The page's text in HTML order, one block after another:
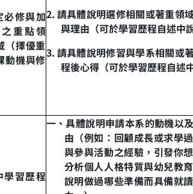
必修與加
重點領
（擇優重
動機與修
2. 請具體說明選修相關或著重領
與理由（可於學習歷程自述中
3. 請具體說明修習與學系相關或
程後心得（可於學習歷程自述
學習歷程
一、具體說明申請本系的動機以
由（例如：回顧成長或求學
與參與活動之經驗，引發你
分析個人人格特質與幼兒教
說明做過哪些準備而具備就